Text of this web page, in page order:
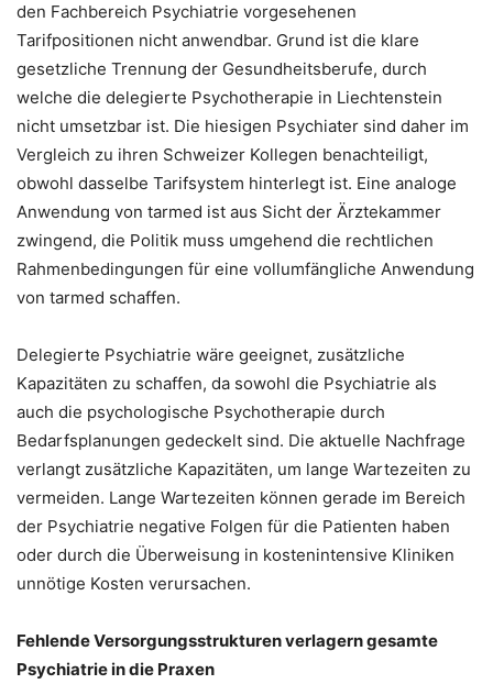
den Fachbereich Psychiatrie vorgesehenen
Tarifpositionen nicht anwendbar. Grund ist die klare
gesetzliche Trennung der Gesundheitsberufe, durch
welche die delegierte Psychotherapie in Liechtenstein
nicht umsetzbar ist. Die hiesigen Psychiater sind daher im
Vergleich zu ihren Schweizer Kollegen benachteiligt,
obwohl dasselbe Tarifsystem hinterlegt ist. Eine analoge
Anwendung von tarmed ist aus Sicht der Ärztekammer
zwingend, die Politik muss umgehend die rechtlichen
Rahmenbedingungen für eine vollumfängliche Anwendung
von tarmed schaffen.
Delegierte Psychiatrie wäre geeignet, zusätzliche
Kapazitäten zu schaffen, da sowohl die Psychiatrie als
auch die psychologische Psychotherapie durch
Bedarfsplanungen gedeckelt sind. Die aktuelle Nachfrage
verlangt zusätzliche Kapazitäten, um lange Wartezeiten zu
vermeiden. Lange Wartezeiten können gerade im Bereich
der Psychiatrie negative Folgen für die Patienten haben
oder durch die Überweisung in kostenintensive Kliniken
unnötige Kosten verursachen.
Fehlende Versorgungsstrukturen verlagern gesamte
Psychiatrie in die Praxen